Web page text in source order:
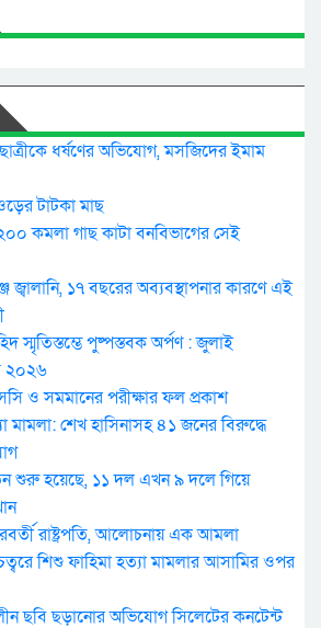
ধর্ষণের অভিযোগ, মসজিদের ইমাম
টাটকা মাছ
কমলা গাছ কাটা বনবিভাগের সেই
জ্বালানি, ১৭ বছরের অব্যবস্থাপনার কারণে এই
স্মৃতিস্তম্ভে পুষ্পস্তবক অর্পণ : জুলাই
২০২৬
ও সমমানের পরীক্ষার ফল প্রকাশ
মামলা: শেখ হাসিনাসহ ৪১ জনের বিরুদ্ধে
শুরু হয়েছে, ১১ দল এখন ৯ দলে গিয়ে
রাষ্ট্রপতি, আলোচনায় এক আমলা
শিশু ফাহিমা হত্যা মামলার আসামির ওপর
ছবি ছড়ানোর অভিযোগ সিলেটের কনটেন্ট